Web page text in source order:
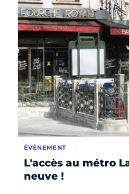
L'accès au métro
neuve !
ÉVÈNEMENT